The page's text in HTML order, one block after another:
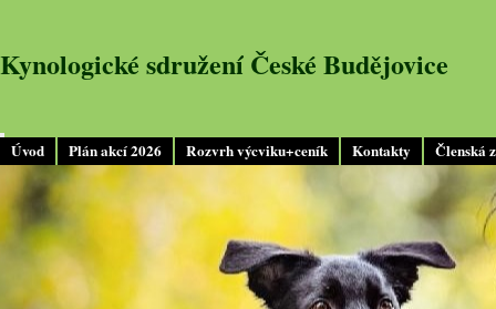
Úvod Plán akcí 2026 Rozvrh výcviku+ceník Kontakty Členská
Kynologické sdružení České Budějovice